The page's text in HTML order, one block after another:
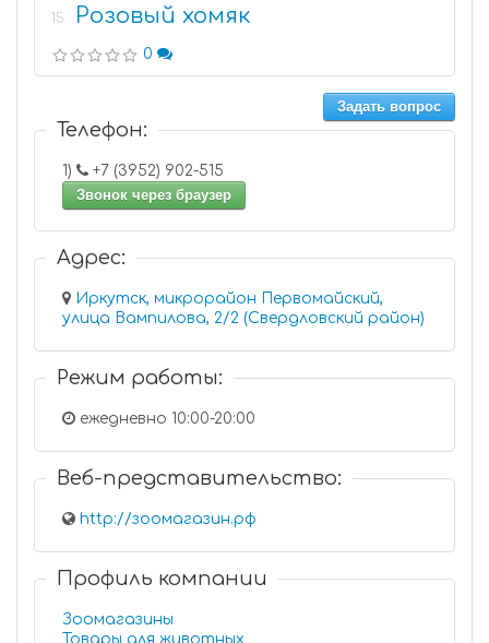
15 Розовый хомяк
0
Задать вопрос
Телефон:
1)
+7 (3952) 902-515
Звонок через браузер
Адрес:
Иркутск, микрорайон Первомайский,
улица Вампилова, 2/2 (Свердловский район)
Режим работы:
ежедневно 10:00-20:00
Веб-представительство:
http://зоомагазин.рф
Профиль компании
Зоомагазины
Товары для животных